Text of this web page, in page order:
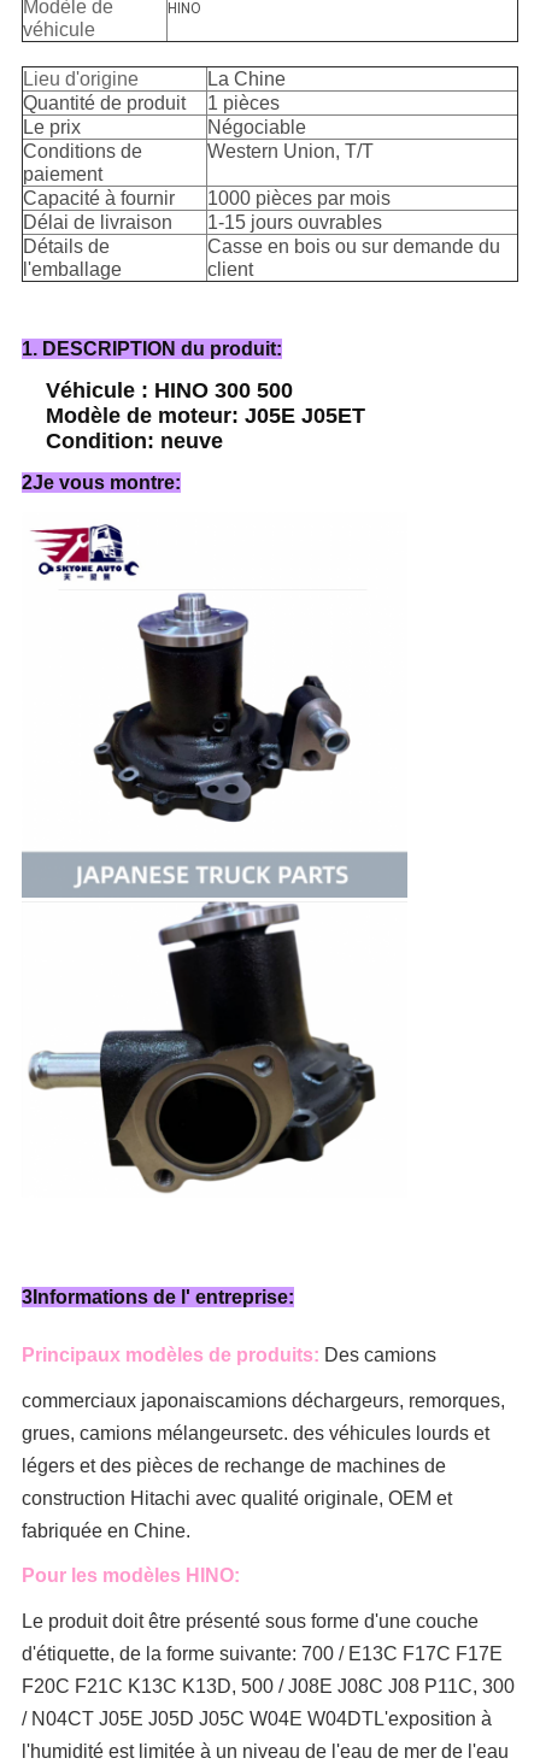
Modèle de
véhicule
HINO
Lieu d'origine
La Chine
Quantité de produit
1 pièces
Le prix
Négociable
Conditions de
paiement
Western Union, T/T
Capacité à fournir
1000 pièces par mois
Délai de livraison
1-15 jours ouvrables
Détails de
l'emballage
Casse en bois ou sur demande du
client
1. DESCRIPTION du produit:
Véhicule : HINO 300 500
Modèle de moteur: J05E J05ET
Condition: neuve
2Je vous montre:
3Informations de l' entreprise:
Principaux modèles de produits: Des camions
commerciaux japonaiscamions déchargeurs, remorques,
grues, camions mélangeursetc. des véhicules lourds et
légers et des pièces de rechange de machines de
construction Hitachi avec qualité originale, OEM et
fabriquée en Chine.
Pour les modèles HINO:
Le produit doit être présenté sous forme d'une couche
d'étiquette, de la forme suivante: 700 / E13C F17C F17E
F20C F21C K13C K13D, 500 / J08E J08C J08 P11C, 300
/ N04CT J05E J05D J05C W04E W04DTL'exposition à
l'humidité est limitée à un niveau de l'eau de mer de l'eau